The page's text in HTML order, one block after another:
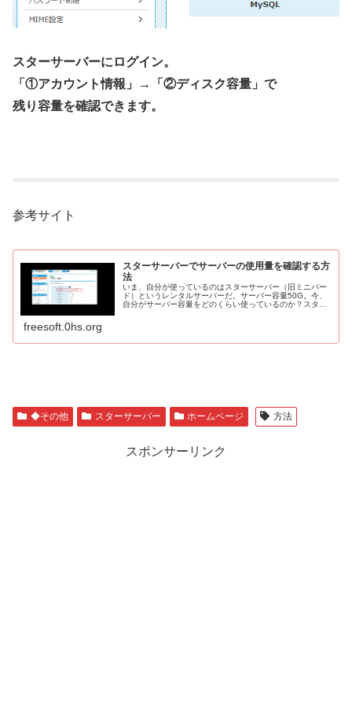
スターサーバーにログイン。
「①アカウント情報」→「②ディスク容量」で
残り容量を確認できます。
参考サイト
スターサーバーでサーバーの使用量を確認する方
法
いま、自分が使っているのはスターサーバー（旧ミニバー
ド）というレンタルサーバーだ。サーバー容量50G。今、
自分がサーバー容量をどのくらい使っているのか？スター
freesoft.0hs.org
◆その他 スターサーバー ホームページ 方法
スポンサーリンク